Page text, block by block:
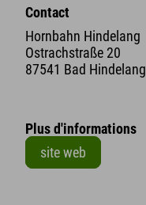
Contact
Hornbahn Hindelang
Ostrachstraße 20
87541 Bad Hindelang
Plus d'informations
site web